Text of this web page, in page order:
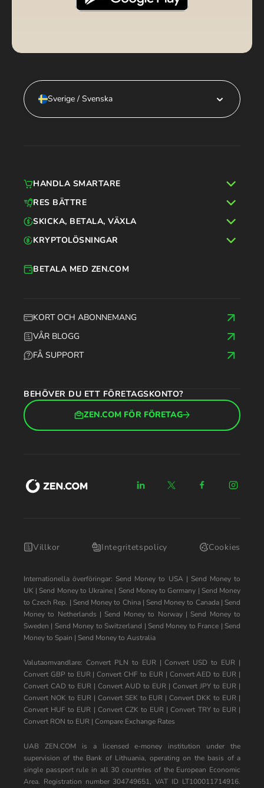
Sverige / Svenska
KORT OCH ABONNEMANG
VÅR BLOGG
FÅ SUPPORT
BETALA MED ZEN.COM
BEHÖVER DU ETT FÖRETAGSKONTO?
ZEN.COM FÖR FÖRETAG
HANDLA SMARTARE
RES BÄTTRE
SKICKA, BETALA, VÄXLA
KRYPTOLÖSNINGAR
Villkor Integritetspolicy Cookies
Internationella överföringar: Send Money to USA| Send Money to
UK | Send Money to Ukraine | Send Money to Germany | Send Money
to Czech Rep. | Send Money to China| Send Money to Canada| Send
Money to Netherlands | Send Money to Norway| Send Money to
Sweden | Send Money to Switzerland | Send Money to France | Send
Money to Spain | Send Money to Australia
Valutaomvandlare: Convert PLN to EUR|Convert USD to EUR |
Convert GBP to EUR|Convert CHF to EUR| Convert AED to EUR |
Convert CAD to EUR | Convert AUD to EUR | Convert JPY to EUR |
Convert NOK to EUR| Convert SEK to EUR |Convert DKK to EUR |
Convert HUF to EUR | Convert CZK to EUR |Convert TRY to EUR|
Convert RON to EUR | Compare Exchange Rates
UAB ZEN.COM is a licensed e-money institution under the
supervision of the Bank of Lithuania, operating on the basis of a
single passport rule in all 30 countries of the European Economic
Area. Registration number 304749651, VAT ID LT100011714916.